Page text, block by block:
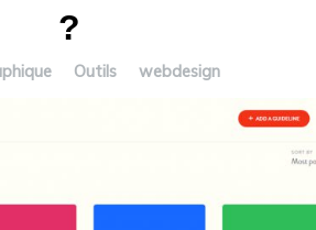
?
Outils webdesign